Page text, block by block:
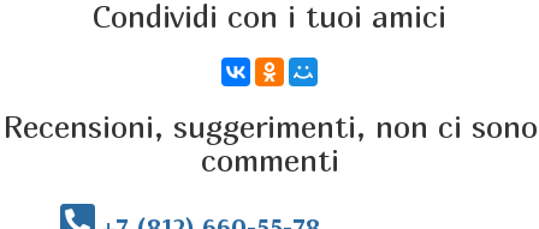
Condividi con i tuoi amici
Recensioni, suggerimenti, non ci sono
commenti